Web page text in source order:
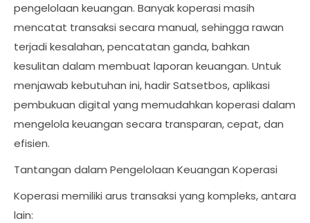
pengelolaan keuangan. Banyak koperasi masih
mencatat transaksi secara manual, sehingga rawan
terjadi kesalahan, pencatatan ganda, bahkan
kesulitan dalam membuat laporan keuangan. Untuk
menjawab kebutuhan ini, hadir Satsetbos, aplikasi
pembukuan digital yang memudahkan koperasi dalam
mengelola keuangan secara transparan, cepat, dan
efisien.
Tantangan dalam Pengelolaan Keuangan Koperasi
Koperasi memiliki arus transaksi yang kompleks, antara
lain: